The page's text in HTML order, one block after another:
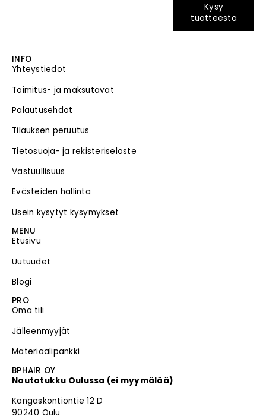
Kysy
tuotteesta
INFO
Yhteystiedot
Toimitus- ja maksutavat
Palautusehdot
Tilauksen peruutus
Tietosuoja- ja rekisteriseloste
Vastuullisuus
Evästeiden hallinta
Usein kysytyt kysymykset
MENU
Etusivu
Uutuudet
Blogi
PRO
Oma tili
Jälleenmyyjät
Materiaalipankki
BPHAIR OY
Noutotukku Oulussa (ei myymälää)
Kangaskontiontie 12 D
90240 Oulu